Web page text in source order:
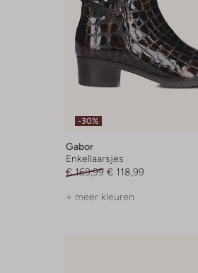
-30%
Gabor
Enkellaarsjes
€ 169,99 € 118,99
+ meer kleuren